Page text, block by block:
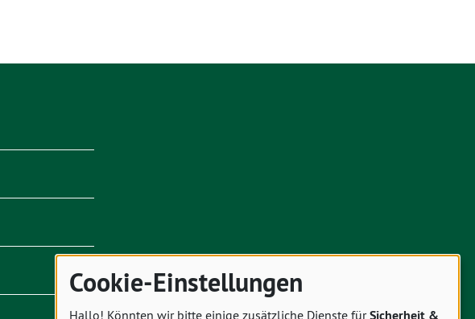
Cookie-Einstellungen
Hallo! Könnten wir bitte einige zusätzliche Dienste fürSicherheit &